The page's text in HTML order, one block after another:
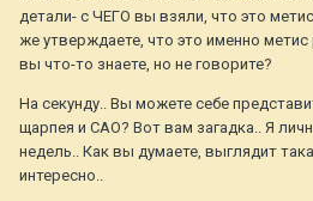
детали- с ЧЕГО вы взяли, что это
же утверждаете, что это именно
вы что-то знаете, но не говорите?
На секунду.. Вы можете себе
щарпея и САО? Вот вам загадка.. Я
недель.. Как вы думаете, выглядит
интересно..